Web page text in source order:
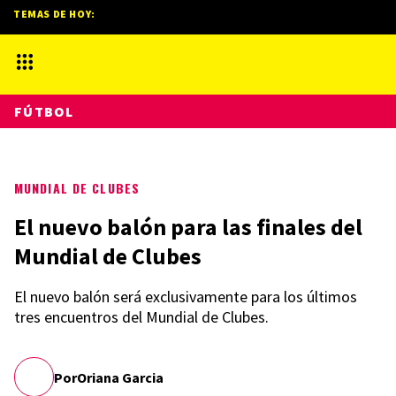
MUNDIAL DE CLUBES
El nuevo balón para las finales del
Mundial de Clubes
El nuevo balón será exclusivamente para los últimos
tres encuentros del Mundial de Clubes.
PorOriana Garcia
TEMAS DE HOY:
FÚTBOL